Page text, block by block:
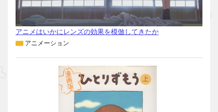
アニメはいかにレンズの効果を模倣してきたか
アニメーション